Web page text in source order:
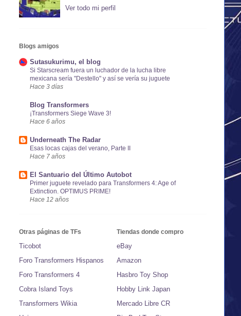
Ver todo mi perfil
Blogs amigos
Sutasukurimu, el blog
Si Starscream fuera un luchador de la lucha libre
mexicana sería "Destello" y así se vería su juguete
Hace 3 días
Blog Transformers
¡Transformers Siege Wave 3!
Hace 6 años
Underneath The Radar
Esas locas cajas del verano, Parte II
Hace 7 años
El Santuario del Último Autobot
Primer juguete revelado para Transformers 4: Age of
Extinction. OPTIMUS PRIME!
Hace 12 años
Otras páginas de TFs
Ticobot
Foro Transformers Hispanos
Foro Transformers 4
Cobra Island Toys
Transformers Wikia
Tiendas donde compro
eBay
Amazon
Hasbro Toy Shop
Hobby Link Japan
Mercado Libre CR